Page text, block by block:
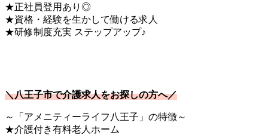
★正社員登用あり◎
★資格・経験を生かして働ける求人
★研修制度充実 ステップアップ♪
＼八王子市で介護求人をお探しの方へ／
～「アメニティーライフ八王子」の特徴～
★介護付き有料老人ホーム